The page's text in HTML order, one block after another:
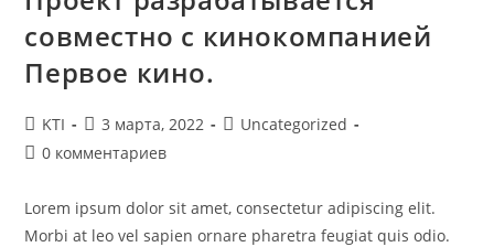
совместно с кинокомпанией
Первое кино.
Автор
записи:
KTI
Запись
опубликована:
3 марта, 2022
Рубрика
Uncategorized
Комментарии
записи:
0 комментариев
Lorem ipsum dolor sit amet, consectetur adipiscing elit.
Morbi at leo vel sapien ornare pharetra feugiat quis odio.